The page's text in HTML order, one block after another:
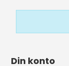
Din konto